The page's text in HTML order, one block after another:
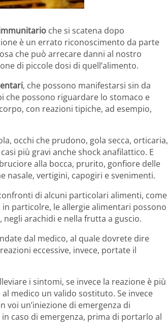
che si scatena dopo
è un errato riconoscimento da parte
che può arrecare danni al nostro
di piccole dosi di quell’alimento.
, che possono manifestarsi sin da
che possono riguardare lo stomaco e
con reazioni tipiche, ad esempio,
occhi che prudono, gola secca, orticaria,
più gravi anche shock anafilattico. E
alla bocca, prurito, gonfiore delle
nasale, vertigini, capogiri e svenimenti.
di alcuni particolari alimenti, come
particolre, le allergie alimentari possono
arachidi e nella frutta a guscio.
dal medico, al quale dovrete dire
eccessive, invece, portate il
i sintomi, se invece la reazione è più
medico un valido sostituto. Se invece
voi un’iniezione di emergenza di
caso di emergenza, prima di portarlo al